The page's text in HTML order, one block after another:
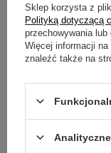
PROMOCJA
Sklep korzysta z
Polityką dotyczącą
przechowywania lub
Więcej informacji
znaleźć także na